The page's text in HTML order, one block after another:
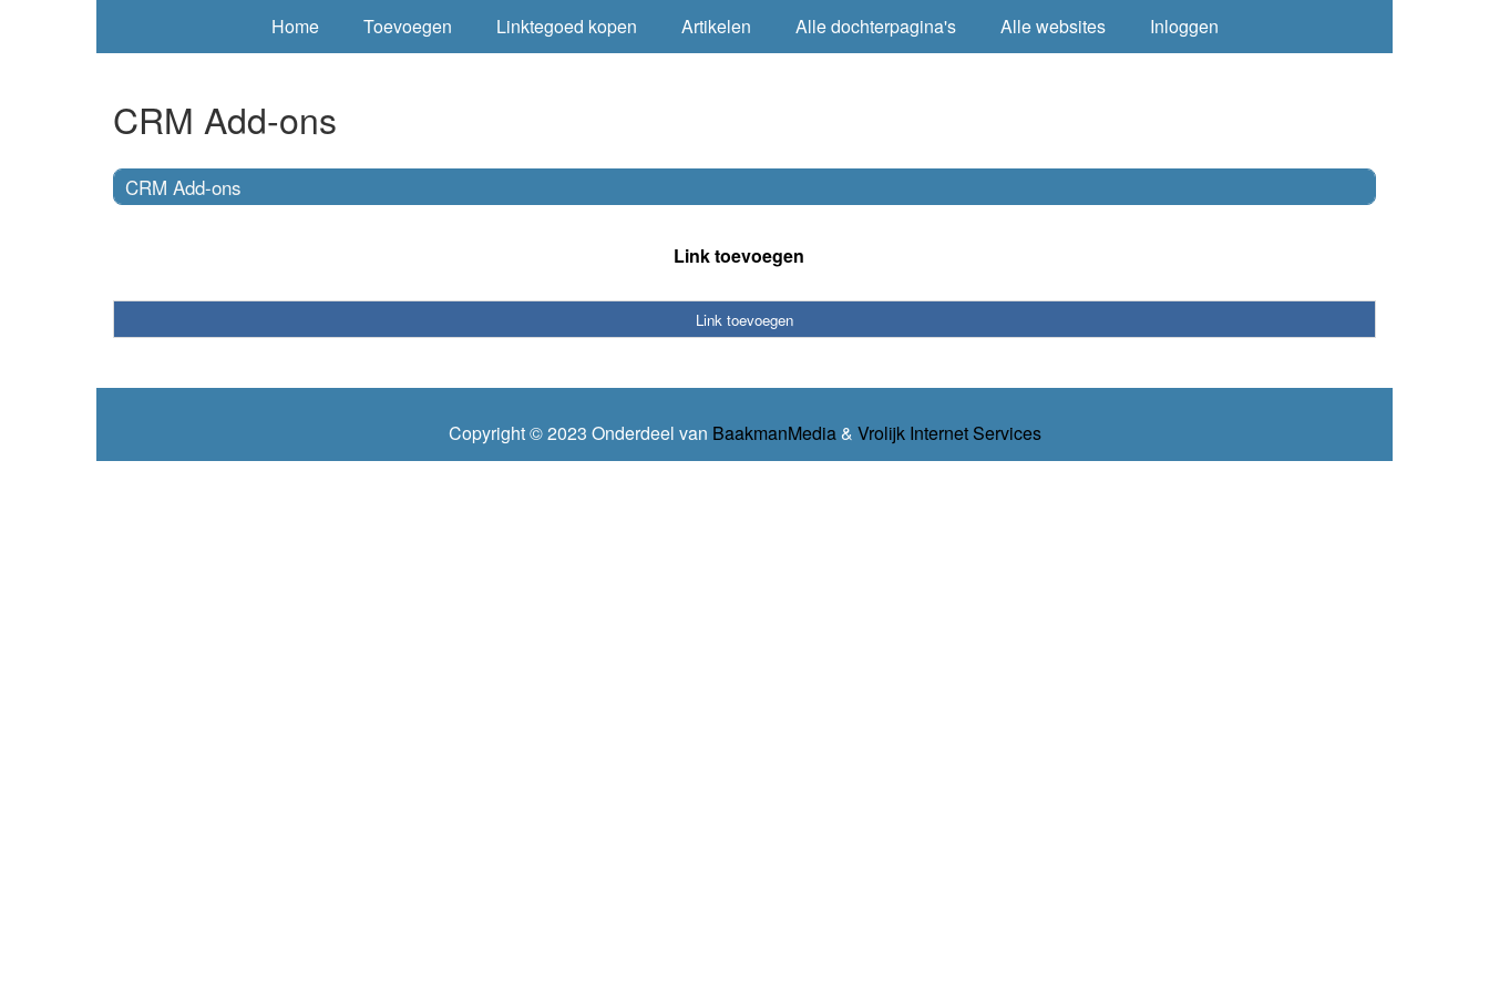
Home Toevoegen Linktegoed kopen Artikelen Alle dochterpagina's Alle websites Inloggen
CRM Add-ons
CRM Add-ons
Link toevoegen
Link toevoegen
Copyright © 2023 Onderdeel van BaakmanMedia& Vrolijk Internet Services